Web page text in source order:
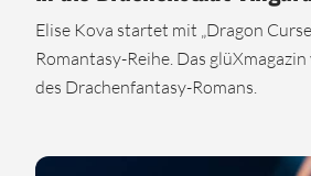
Elise Kova startet mit „Dragon
Romantasy-Reihe. Das
des Drachenfantasy-Romans.